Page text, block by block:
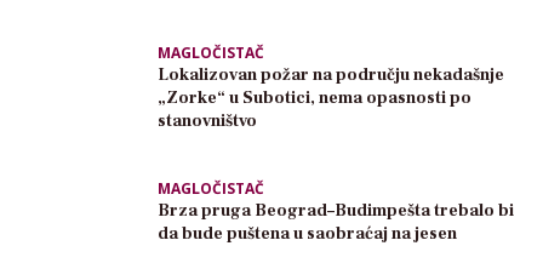
MAGLOČISTAČ
Lokalizovan požar na području nekadašnje
„Zorke“ u Subotici, nema opasnosti po
stanovništvo
MAGLOČISTAČ
Brza pruga Beograd–Budimpešta trebalo bi
da bude puštena u saobraćaj na jesen